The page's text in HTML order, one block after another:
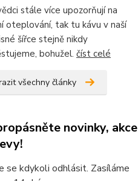
stále více upozorňují na
oteplování, tak tu kávu v naší
šířce stejně nikdy
bohužel. číst celé
všechny články
novinky, akce
se kdykoli odhlásit. Zasíláme